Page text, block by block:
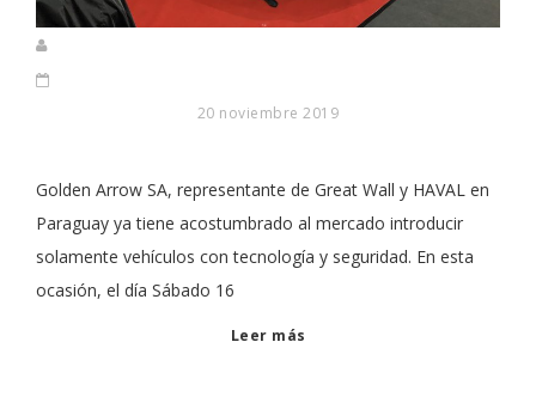
20 noviembre 2019
Golden Arrow SA, representante de Great Wall y HAVAL en
Paraguay ya tiene acostumbrado al mercado introducir
solamente vehículos con tecnología y seguridad. En esta
ocasión, el día Sábado 16
Leer más